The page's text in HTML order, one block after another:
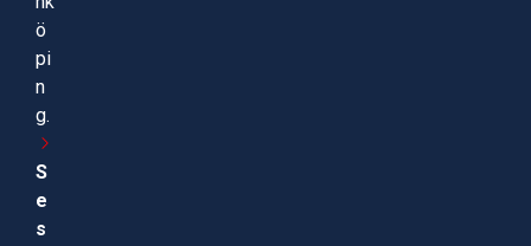
ö
pi
n
g.
S
e
s